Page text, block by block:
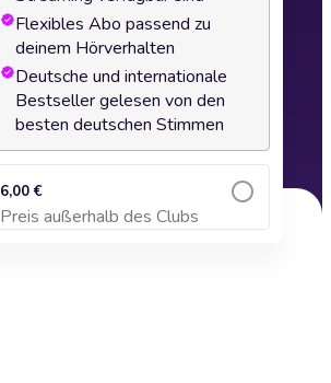
Flexibles Abo passend zu
deinem Hörverhalten
Deutsche und internationale
Bestseller gelesen von den
besten deutschen Stimmen
6,00 €
Preis außerhalb des Clubs
Zum Warenkorb hinzufügen